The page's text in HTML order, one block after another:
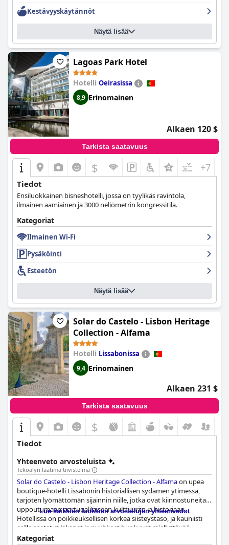
Lissabonissa.
Kestävyyskäytännöt
Näytä lisää
Lagoas Park Hotel
Hotelli Oeirasissa
8,9 Erinomainen
Alkaen 120 $
Tarkista saatavuus
$ +7
Tiedot
Ensiluokkainen bisneshotelli, jossa on tyylikäs ravintola,
ilmainen aamiainen ja 3000 neliömetrin kongressitila.
Kategoriat
Ilmainen Wi-Fi
Pysäköinti
Esteetön
Näytä lisää
Solar do Castelo - Lisbon Heritage
Collection - Alfama
Hotelli Lissabonissa
9,4 Erinomainen
Alkaen 231 $
Tarkista saatavuus
$
Tiedot
Yhteenveto arvosteluista
Tekoälyn laatima tiivistelmä
Solar do Castelo - Lisbon Heritage Collection - Alfamaon upea
boutique-hotelli Lissabonin historiallisen sydämen ytimessä,
tarjoten lyömättömän sijainnin niille, jotka ovat kiinnostuneita
uppoutumaan portugalilaiseen kulttuuriin ja historiaan.
Hotellissa on poikkeuksellisen korkea siisteystaso, ja kauniisti
esille asetetut lakanat ja pyyhkeet huokuvat miellyttävää
tuoksua. Asiakkaat voivat odottaa ihastuttavaa
Lue kaikkien luokkien arvostelujen yhteenvedot
Kategoriat